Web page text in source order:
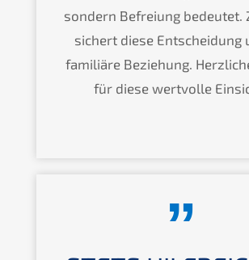
sondern Befrei­ung bedeu­tet.
sichert diese Entschei­dung
familiä­re Bezie­hung.
für diese wertvol­le